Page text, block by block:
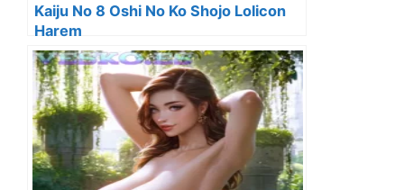
Kaiju No 8 Oshi No Ko Shojo Lolicon
Harem